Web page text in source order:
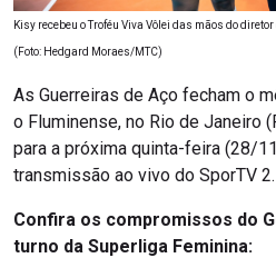
Kisy recebeu o Troféu Viva Vôlei das mãos do
(Foto: Hedgard Moraes/MTC)
As Guerreiras de Aço fecham o
o Fluminense, no Rio de Janeiro
para a próxima quinta-feira (28/
transmissão ao vivo do SporTV 2.
Confira os compromissos do
turno da Superliga Feminina: